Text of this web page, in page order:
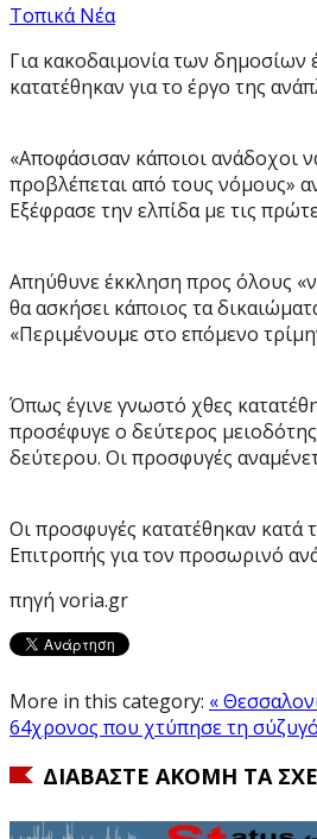
Τοπικά Νέα
Για κακοδαιμονία των δημοσίων
κατατέθηκαν για το έργο της
«Αποφάσισαν κάποιοι ανάδοχοι
προβλέπεται από τους νόμους»
Εξέφρασε την ελπίδα με τις
Απηύθυνε έκκληση προς όλους
θα ασκήσει κάποιος τα
«Περιμένουμε στο επόμενο
Όπως έγινε γνωστό χθες
προσέφυγε ο δεύτερος
δεύτερου. Οι προσφυγές
Οι προσφυγές κατατέθηκαν κατά
Επιτροπής για τον προσωρινό
πηγή voria.gr
More in this category: «
64χρονος που χτύπησε τη
ΔΙΑΒΆΣΤΕ ΑΚΌΜΗ ΤΑ